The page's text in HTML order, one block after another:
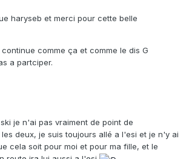
haryseb et merci pour cette belle
comme ça et comme le dis G
a partciper.
je n'ai pas vraiment de point de
deux, je suis toujours allé a l'esi et je n'y ai
cela soit pour moi et pour ma fille, et le